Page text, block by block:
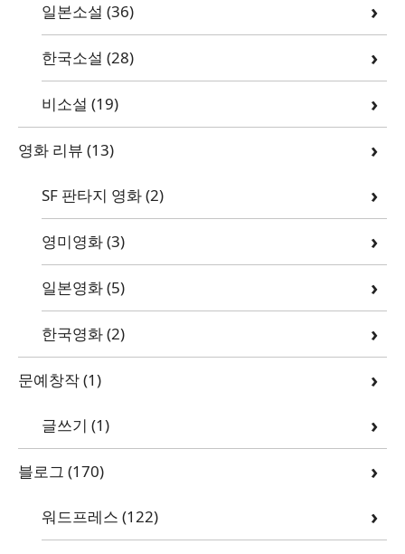
일본소설 (36)
한국소설 (28)
비소설 (19)
영화 리뷰 (13)
SF 판타지 영화(2)
영미영화(3)
일본영화(5)
한국영화(2)
문예창작(1)
글쓰기 (1)
블로그 (170)
워드프레스 (122)